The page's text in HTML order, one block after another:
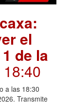
el
de la
18:40
a las 18:30
Transmite